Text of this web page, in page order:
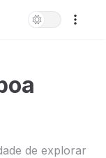
de explorar